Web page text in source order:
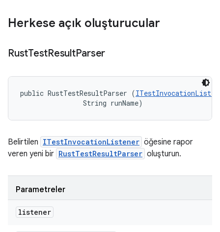
Herkese açık oluşturucular
RustTestResultParser
public RustTestResultParser (
                String runName)
Belirtilen ITestInvocationListener öğesine rapor
veren yeni bir RustTestResultParser oluşturun.
Parametreler
listener